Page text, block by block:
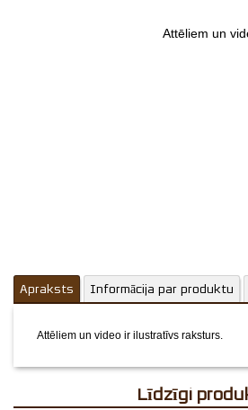
Attēliem un
Apraksts Informācija par produktu
Attēliem un video ir ilustratīvs raksturs.
Līdzīgi